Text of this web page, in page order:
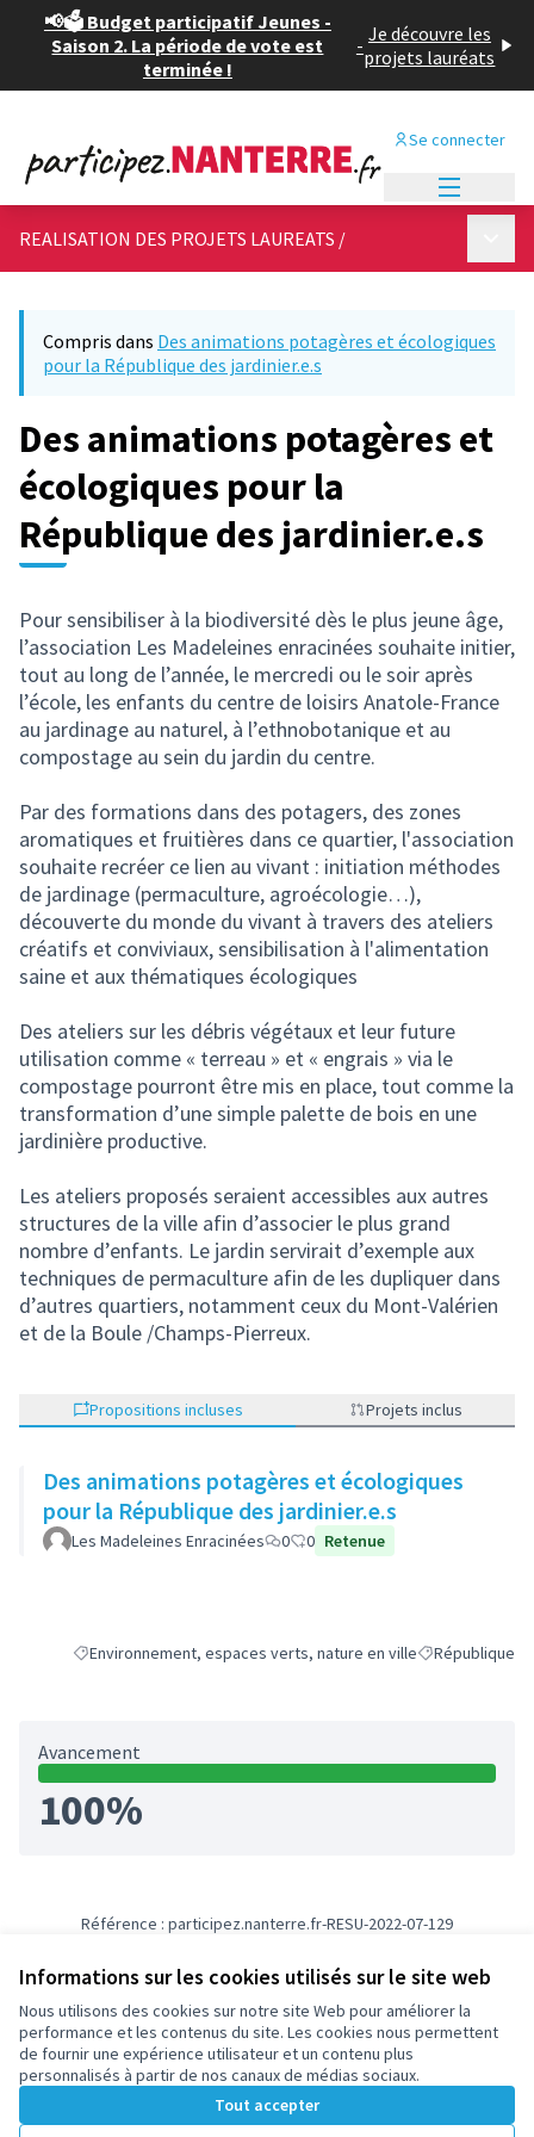
Informations sur les cookies utilisés sur le site web
Nous utilisons des cookies sur notre site Web pour améliorer la
performance et les contenus du site. Les cookies nous permettent
de fournir une expérience utilisateur et un contenu plus
personnalisés à partir de nos canaux de médias sociaux.
Tout accepter
📢🗳️ Budget participatif Jeunes -
Saison 2. La période de vote est
terminée !
- Je découvre les
projets lauréats
Se connecter
REALISATION DES PROJETS LAUREATS /
Compris dans Des animations potagères et écologiques
pour la République des jardinier.e.s
Des animations potagères et
écologiques pour la
République des jardinier.e.s
Pour sensibiliser à la biodiversité dès le plus jeune âge,
l’association Les Madeleines enracinées souhaite initier,
tout au long de l’année, le mercredi ou le soir après
l’école, les enfants du centre de loisirs Anatole-France
au jardinage au naturel, à l’ethnobotanique et au
compostage au sein du jardin du centre.
Par des formations dans des potagers, des zones
aromatiques et fruitières dans ce quartier, l'association
souhaite recréer ce lien au vivant : initiation méthodes
de jardinage (permaculture, agroécologie…),
découverte du monde du vivant à travers des ateliers
créatifs et conviviaux, sensibilisation à l'alimentation
saine et aux thématiques écologiques
Des ateliers sur les débris végétaux et leur future
utilisation comme « terreau » et « engrais » via le
compostage pourront être mis en place, tout comme la
transformation d’une simple palette de bois en une
jardinière productive.
Les ateliers proposés seraient accessibles aux autres
structures de la ville afin d’associer le plus grand
nombre d’enfants. Le jardin servirait d’exemple aux
techniques de permaculture afin de les dupliquer dans
d’autres quartiers, notamment ceux du Mont-Valérien
et de la Boule /Champs-Pierreux.
Propositions incluses Projets inclus
Des animations potagères et écologiques
pour la République des jardinier.e.s
Les Madeleines Enracinées 0 0 Retenue
Filtrer les résultats de la catégorie : Environnement, espaces
Environnement, espaces verts, nature en villeFiltrer les
République
Avancement
100%
Référence : participez.nanterre.fr-RESU-2022-07-129
Conditions d'utilisation
Paramètres des cookies
participez.nanterre.fr sur X
(Lien externe)
participez.nanterre.fr sur Facebook
participez.nanterre.fr sur Instagram
participez.nanterre.fr sur YouTube
(Lien externe)
participez.nanterre.fr sur GitHub
(Lien externe)